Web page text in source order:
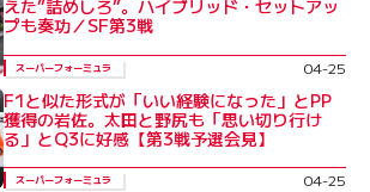
えた”詰めしろ”。ハイブリッド・セットアッ
プも奏功／SF第3戦
スーパーフォーミュラ 04-25
F1と似た形式が「いい経験になった」とPP
獲得の岩佐。太田と野尻も「思い切り行け
る」とQ3に好感【第3戦予選会見】
スーパーフォーミュラ 04-25